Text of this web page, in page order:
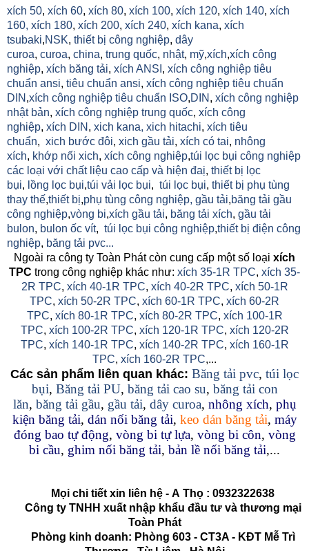
xích 50, xích 60, xích 80, xích 100, xích 120, xích 140, xích
160, xích 180, xích 200, xích 240, xích kana, xích
tsubaki,NSK, thiết bị công nghiệp, dây
curoa, curoa, china, trung quốc, nhật, mỹ,xích,xích công
nghiệp, xích băng tải, xích ANSI , xích công nghiệp tiêu
chuẩn ansi, tiêu chuẩn ansi, xích công nghiệp tiêu chuẩn
DIN ,xích công nghiệp tiêu chuẩn ISO,DIN , xích công nghiệp
nhật bản, xích công nghiệp trung quốc, xích công
nghiệp, xích DIN , xich kana, xich hitachi, xích tiêu
chuẩn, xich bước đôi, xich gầu tải, xích có tai, nhông
xích, khớp nối xich, xích công nghiệp,túi lọc bụi công nghiệp
các loại với chất liệu cao cấp và hiện đaị, thiết bị lọc
bụi, lồng lọc bụi,túi vải lọc bụi, túi lọc bụi, thiết bị phụ tùng
thay thế,thiết bị,phụ tùng công nghiệp, gầu tải,băng tải gầu
công nghiệp,vòng bi,xích gầu tải, băng tải xích, gầu tải
bulon, bulon ốc vít, túi lọc bụi công nghiệp,thiết bị điện công
nghiệp, băng tải pvc...
Ngoài ra công ty Toàn Phát còn cung cấp một số loại xích
TPC trong công nghiệp khác như: xích 35-1R TPC, xích 35-
2R TPC, xích 40-1R TPC, xích 40-2R TPC, xích 50-1R
TPC, xích 50-2R TPC, xích 60-1R TPC, xích 60-2R
TPC, xích 80-1R TPC, xích 80-2R TPC, xích 100-1R
TPC, xích 100-2R TPC, xích 120-1R TPC, xích 120-2R
TPC, xích 140-1R TPC, xích 140-2R TPC, xích 160-1R
TPC, xích 160-2R TPC,...
Các sản phẩm liên quan khác: Băng tải pvc, túi lọc
bụi, Băng tải PU, băng tải cao su, băng tải con
lăn, băng tải gầu, gầu tải, dây curoa, nhông xích, phụ
kiện băng tải, dán nối băng tải, keo dán băng tải, máy
đóng bao tự động, vòng bi tự lựa, vòng bi côn, vòng
bi cầu, ghim nối băng tải, bản lề nối băng tải,...
Mọi chi tiết xin liên hệ - A Thọ : 0932322638
Công ty TNHH xuất nhập khẩu đầu tư và thương mại
Toàn Phát
Phòng kinh doanh: Phòng 603 - CT3A - KĐT Mễ Trì